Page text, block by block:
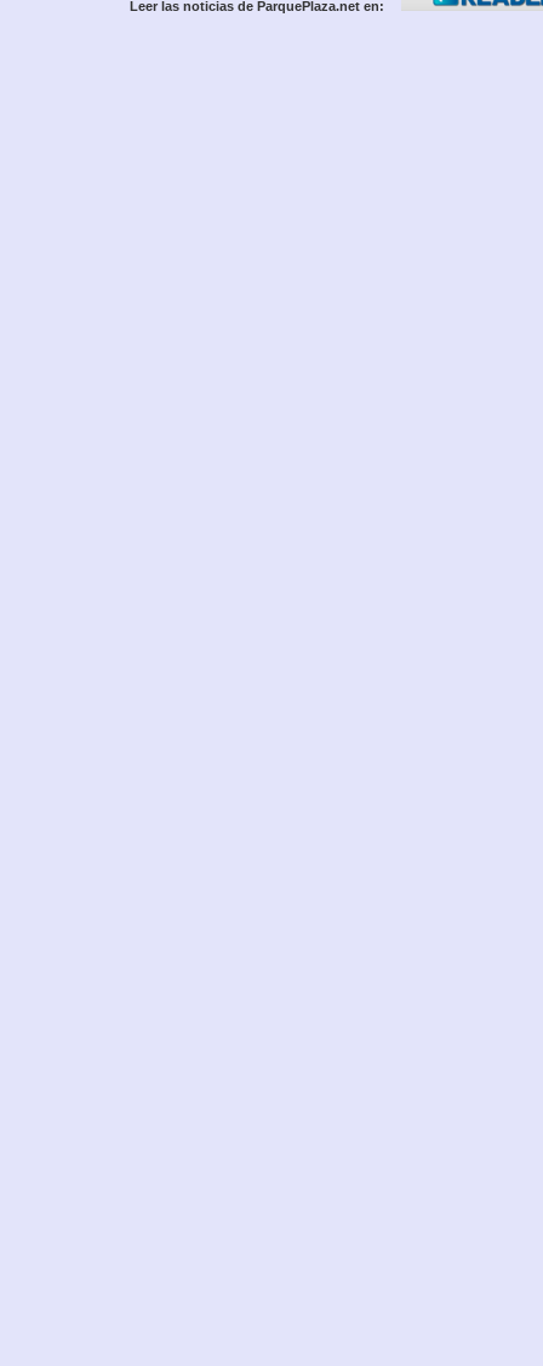
Leer las noticias de ParquePlaza.net en: